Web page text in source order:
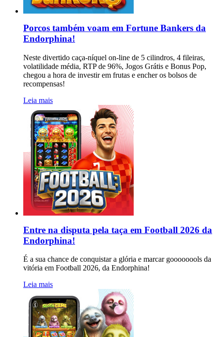
Porcos também voam em Fortune Bankers da
Endorphina!
Neste divertido caça-níquel on-line de 5 cilindros, 4 fileiras,
volatilidade média, RTP de 96%, Jogos Grátis e Bonus Pop,
chegou a hora de investir em frutas e encher os bolsos de
recompensas!
Leia mais
Entre na disputa pela taça em Football 2026 da
Endorphina!
É a sua chance de conquistar a glória e marcar goooooools da
vitória em Football 2026, da Endorphina!
Leia mais